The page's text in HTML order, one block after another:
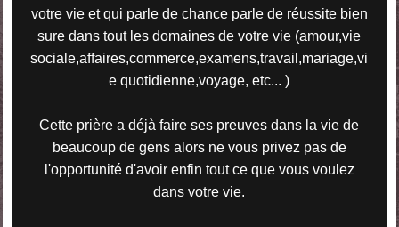
votre vie et qui parle de chance parle de réussite bien
sure dans tout les domaines de votre vie (amour,vie
sociale,affaires,commerce,examens,travail,mariage,vi
e quotidienne,voyage, etc... )
Cette prière a déjà faire ses preuves dans la vie de
beaucoup de gens alors ne vous privez pas de
l'opportunité d'avoir enfin tout ce que vous voulez
dans votre vie.